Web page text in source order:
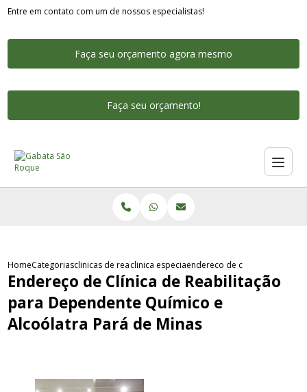
Entre em contato com um de nossos especialistas!
Faça seu orçamento agora mesmo
Faça seu orçamento!
HomeCategoriasclinicas de reabilitacao para dependentes quimicos
clinica especialista na reabilitacao de
endereco de clinica de
Endereço de Clínica de Reabilitação
para Dependente Químico e
Alcoólatra Pará de Minas